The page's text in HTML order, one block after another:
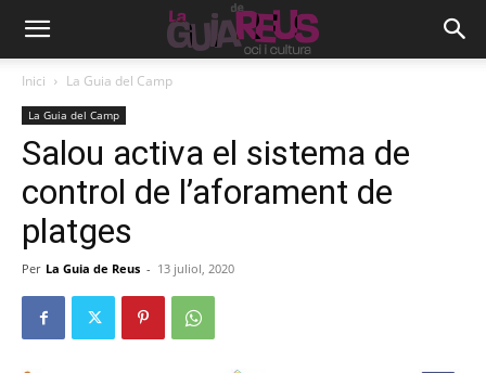
Inici La Guia del Camp
La Guia del Camp
Salou activa el sistema de
control de l’aforament de
platges
Per La Guia de Reus - 13 juliol, 2020